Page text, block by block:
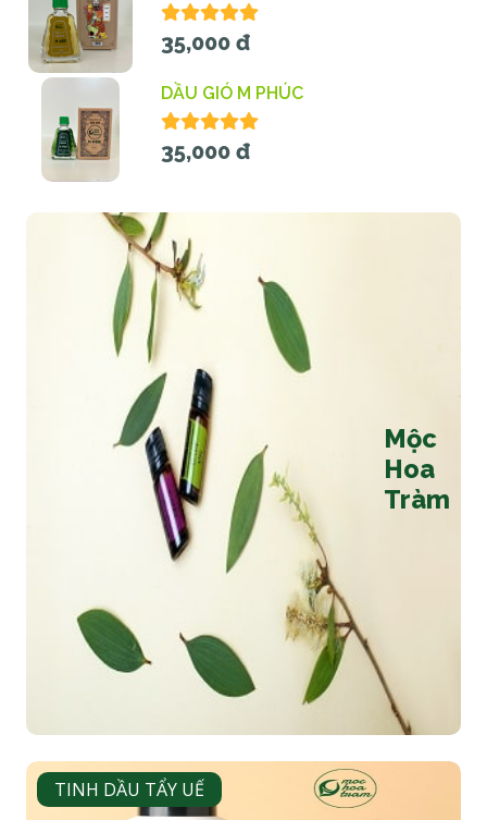
35,000 đ
DẦU GIÓ M PHÚC
35,000 đ
Mộc
Hoa
Tràm
TINH DẦU TẨY UẾ